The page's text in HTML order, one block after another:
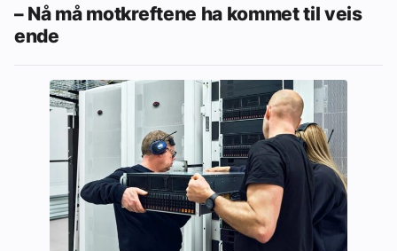
– Nå må motkreftene ha kommet til veis
ende